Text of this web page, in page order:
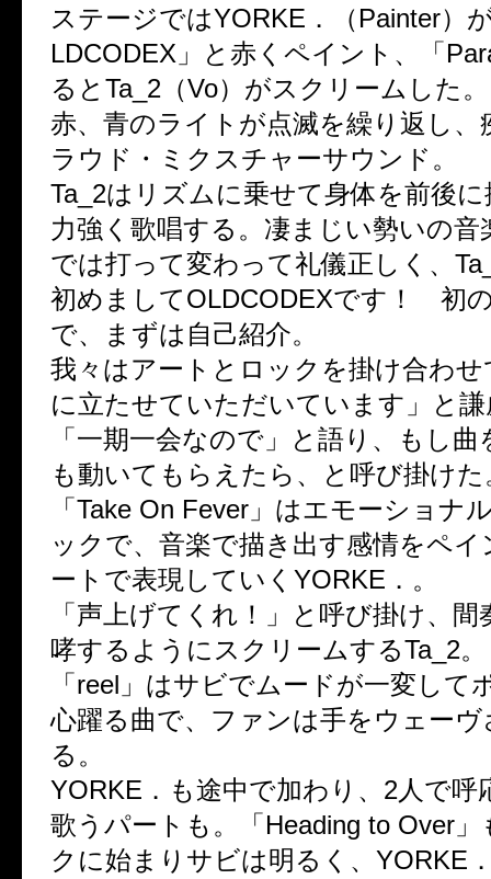
ステージではYORKE．（Painter）
LDCODEX」と赤くペイント、「
るとTa_2（Vo）がスクリームした。
赤、青のライトが点滅を繰り返し、
ラウド・ミクスチャーサウンド。
Ta_2はリズムに乗せて身体を前後
力強く歌唱する。凄まじい勢いの音
では打って変わって礼儀正しく、
初めましてOLDCODEXです！ 初
で、まずは自己紹介。
我々はアートとロックを掛け合わ
に立たせていただいています」と謙
「一期一会なので」と語り、もし
も動いてもらえたら、と呼び掛けた
「Take On Fever」はエモーショナ
ックで、音楽で描き出す感情をペ
ートで表現していくYORKE．。
「声上げてくれ！」と呼び掛け、
哮するようにスクリームするTa_2。
「reel」はサビでムードが一変して
心躍る曲で、ファンは手をウェー
る。
YORKE．も途中で加わり、2人で呼
歌うパートも。「Heading to Over
クに始まりサビは明るく、YORKE